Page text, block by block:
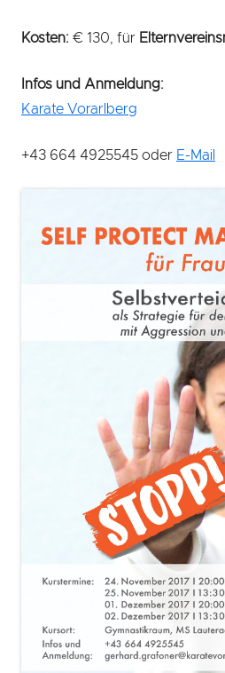
Kosten: € 130, für
Infos und Anmeldung:
Karate Vorarlberg
+43 664 4925545 oder E-Mail